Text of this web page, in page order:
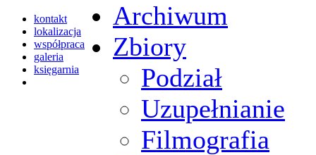
kontakt
lokalizacja
współpraca
galeria
księgarnia
Archiwum
Zbiory
Podział
Uzupełnianie
Filmografia